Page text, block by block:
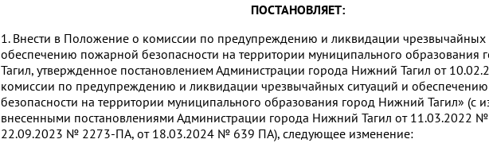
ПОСТАНОВЛЯЕТ:
1. Внести в Положение о комиссии по предупреждению и ликвидации чрезвычайных
обеспечению пожарной безопасности на территории муниципального образования
Тагил, утвержденное постановлением Администрации города Нижний Тагил от
комиссии по предупреждению и ликвидации чрезвычайных ситуаций и
безопасности на территории муниципального образования город Нижний Тагил» (с
внесенными постановлениями Администрации города Нижний Тагил от 11.03.2022
22.09.2023 № 2273-ПА, от 18.03.2024 № 639 ПА), следующее изменение: